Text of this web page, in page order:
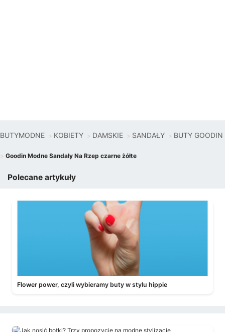
BUTYMODNE KOBIETY DAMSKIE SANDAŁY BUTY GOODIN
Goodin Modne Sandały Na Rzep czarne żółte
Polecane artykuły
Flower power, czyli wybieramy buty w stylu hippie